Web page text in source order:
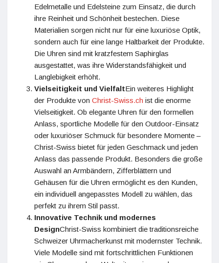
Edelmetalle und Edelsteine zum Einsatz, die durch
ihre Reinheit und Schönheit bestechen. Diese
Materialien sorgen nicht nur für eine luxuriöse Optik,
sondern auch für eine lange Haltbarkeit der Produkte.
Die Uhren sind mit kratzfestem Saphirglas
ausgestattet, was ihre Widerstandsfähigkeit und
Langlebigkeit erhöht.
Vielseitigkeit und VielfaltEin weiteres Highlight
der Produkte von Christ-Swiss.ch ist die enorme
Vielseitigkeit. Ob elegante Uhren für den formellen
Anlass, sportliche Modelle für den Outdoor-Einsatz
oder luxuriöser Schmuck für besondere Momente –
Christ-Swiss bietet für jeden Geschmack und jeden
Anlass das passende Produkt. Besonders die große
Auswahl an Armbändern, Zifferblättern und
Gehäusen für die Uhren ermöglicht es den Kunden,
ein individuell angepasstes Modell zu wählen, das
perfekt zu ihrem Stil passt.
Innovative Technik und modernes
DesignChrist-Swiss kombiniert die traditionsreiche
Schweizer Uhrmacherkunst mit modernster Technik.
Viele Modelle sind mit fortschrittlichen Funktionen